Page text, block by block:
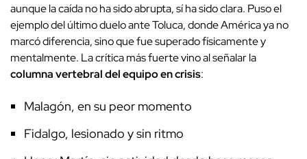
aunque la caída no ha sido abrupta, sí ha sido clara. Puso el
ejemplo del último duelo ante Toluca, donde América ya no
marcó diferencia, sino que fue superado físicamente y
mentalmente. La crítica más fuerte vino al señalar la
columna vertebral del equipo en crisis:
Malagón, en su peor momento
Fidalgo, lesionado y sin ritmo